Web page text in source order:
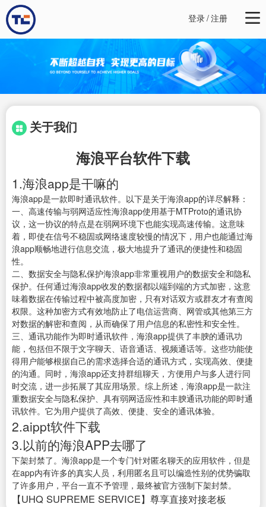
登录/注册
关于我们
海浪平台软件下载
1.海浪app是干嘛的
海浪app是一款即时通讯软件。以下是关于海浪app的详尽解释：
一、高速传输与弱网适应性海浪app使用基于MTProto的通讯协
议，这一协议的特点是在弱网环境下也能实现高速传输。这意味
着，即使在信号不稳固或网络速度较慢的情况下，用户也能通过海
浪app顺畅地进行信息交流，极大地提升了通讯的便捷性和稳固
性。
二、数据安全与隐私保护海浪app非常重视用户的数据安全和隐私
保护。任何通过海浪app收发的数据都以端到端的方式加密，这意
味着数据在传输过程中被高度加密，只有对话双方或群友才有查阅
权限。这种加密方式有效地防止了电信运营商、网管或其他第三方
对数据的解密和查阅，从而确保了用户信息的私密性和安全性。
三、通讯功能作为即时通讯软件，海浪app提供了丰腴的通讯功
能，包括但不限于文字聊天、语音通话、视频通话等。这些功能使
得用户能够根据自己的需求选择合适的通讯方式，实现高效、便捷
的沟通。同时，海浪app还支持群组聊天，方便用户与多人进行同
时交流，进一步拓展了其应用场景。综上所述，海浪app是一款注
重数据安全与隐私保护、具有弱网适应性和丰腴通讯功能的即时通
讯软件。它为用户提供了高效、便捷、安全的通讯体验。
2.aippt软件下载
3.以前的海浪APP去哪了
下架封禁了。海浪app是一个专门针对匿名聊天的应用软件，但是
在app内有许多的真实人员，利用匿名且可以编造性别的优势骗取
了许多用户，平台一直不予管理，最终被官方强制下架封禁。
【UHQ SUPREME SERVICE】尊享直接对接老板